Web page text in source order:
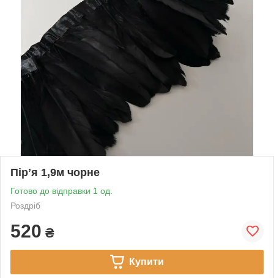
Пірʼя 1,9м чорне
Готово до відправки 1 од.
Роздріб
520 ₴
Купити